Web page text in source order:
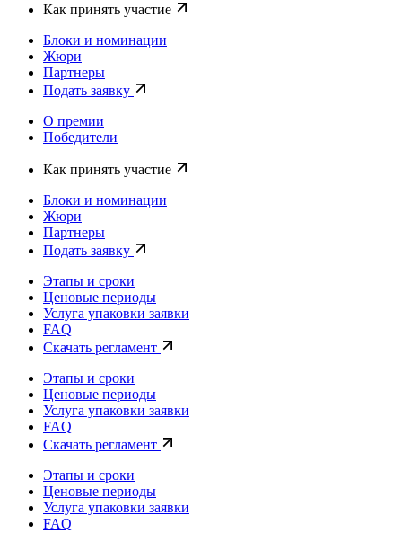
Как принять участие
Блоки и номинации
Жюри
Партнеры
Подать заявку
О премии
Победители
Как принять участие
Блоки и номинации
Жюри
Партнеры
Подать заявку
Этапы и сроки
Ценовые периоды
Услуга упаковки заявки
FAQ
Скачать регламент
Этапы и сроки
Ценовые периоды
Услуга упаковки заявки
FAQ
Скачать регламент
Этапы и сроки
Ценовые периоды
Услуга упаковки заявки
FAQ